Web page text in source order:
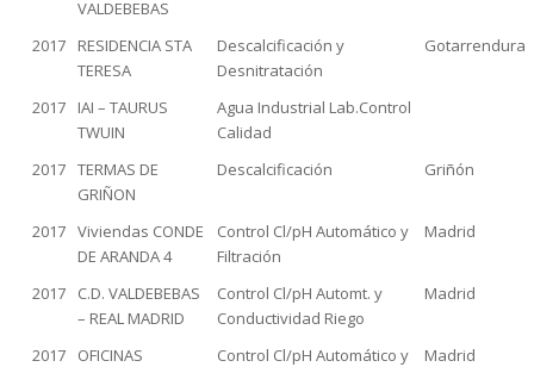
VALDEBEBAS
2017
RESIDENCIA STA
TERESA
Descalcificación y
Desnitratación
Gotarrendura
2017
IAI – TAURUS
TWUIN
Agua Industrial Lab.Control
Calidad
2017 TERMAS DE
GRIÑON
Descalcificación Griñón
2017 Viviendas CONDE
DE ARANDA 4
Control Cl/pH Automático y
Filtración
Madrid
2017
C.D. VALDEBEBAS
– REAL MADRID
Control Cl/pH Automt. y
Conductividad Riego
Madrid
2017
OFICINAS
Control Cl/pH Automático y
Madrid